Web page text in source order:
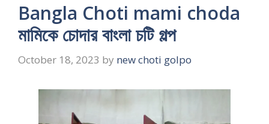
Bangla Choti mami choda
মামিকে চোদার বাংলা চটি গল্প
October 18, 2023 by new choti golpo